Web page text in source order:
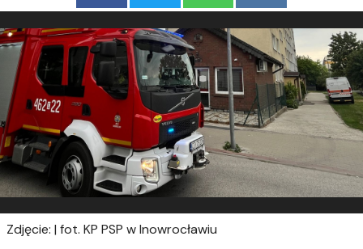
Zdjęcie: | fot. KP PSP w Inowrocławiu